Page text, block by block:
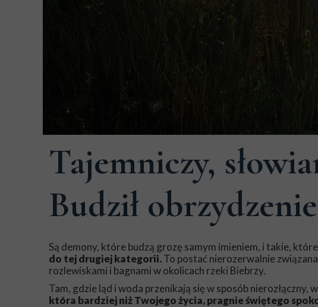
Tajemniczy,
Budził
Są demony, które budzą grozę samym imieniem, i takie,
do tej drugiej kategorii.To postać nierozerwalnie
rozlewiskami i bagnami w okolicach rzeki Biebrzy.
Tam, gdzie ląd i woda przenikają się w sposób nierozłączny,
która bardziej niż Twojego życia, pragnie świętego